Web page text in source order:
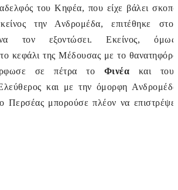
του Κηφέα, που είχε βάλει σκοπό
την Ανδρομέδα, επιτέθηκε στον
τον εξοντώσει. Εκείνος, όμως,
κεφάλι της Μέδουσας με το θανατηφόρο
σε πέτρα το Φινέα και τους
και με την όμορφη Ανδρομέδα
Περσέας μπορούσε πλέον να επιστρέψει